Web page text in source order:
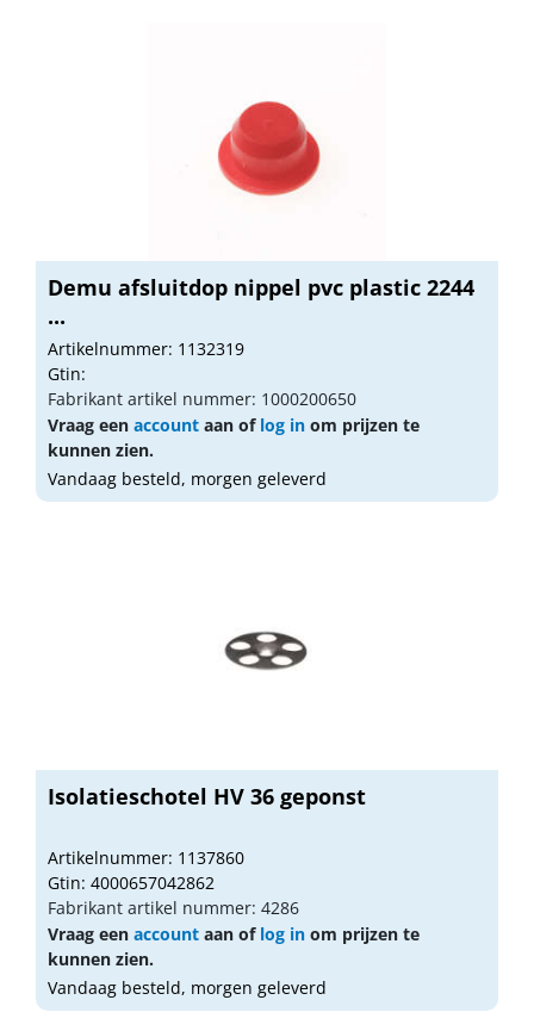
Demu afsluitdop nippel pvc plastic 2244
...
Artikelnummer: 1132319
Gtin:
Fabrikant artikel nummer: 1000200650
Vraag een account aan of log in om prijzen te
kunnen zien.
Vandaag besteld, morgen geleverd
Isolatieschotel HV 36 geponst
Artikelnummer: 1137860
Gtin: 4000657042862
Fabrikant artikel nummer: 4286
Vraag een account aan of log in om prijzen te
kunnen zien.
Vandaag besteld, morgen geleverd